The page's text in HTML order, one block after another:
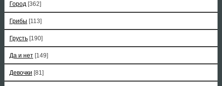
Город [362]
Грибы [113]
Грусть [190]
Да и нет [149]
Девочки [81]